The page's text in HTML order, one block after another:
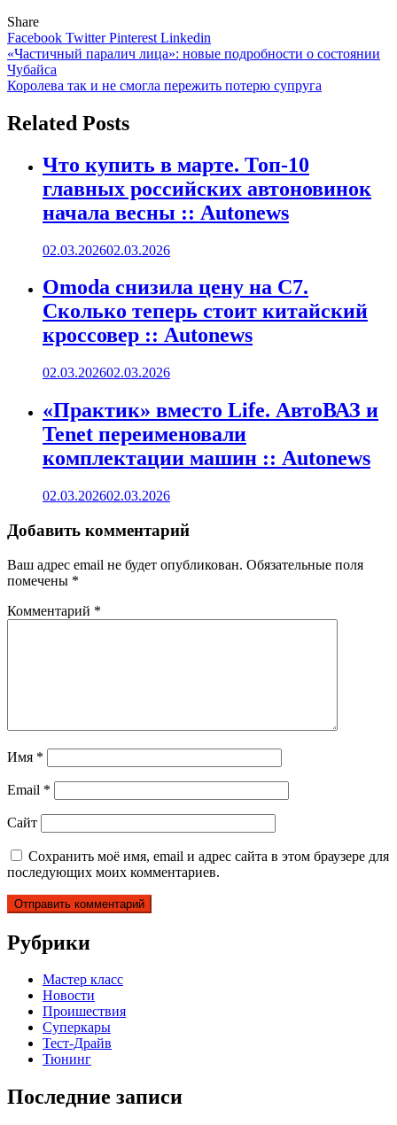
Share
Facebook TwitterPinterest Linkedin
Навигация
по
«Частичный паралич лица»: новые подробности о состоянии
Чубайса
Королева так и не смогла пережить потерю супруга
Related Posts
Что купить в марте. Топ-10
главных российских автоновинок
начала весны :: Autonews
02.03.202602.03.2026
Omoda снизила цену на C7.
Сколько теперь стоит китайский
кроссовер :: Autonews
02.03.202602.03.2026
«Практик» вместо Life. АвтоВАЗ и
Tenet переименовали
комплектации машин :: Autonews
02.03.202602.03.2026
Добавить комментарий
Ваш адрес email не будет опубликован. Обязательные поля
помечены *
Комментарий *
Имя *
Email *
Сайт
Сохранить моё имя, email и адрес сайта в этом браузере для
последующих моих комментариев.
Рубрики
Мастер класс
Новости
Проишествия
Суперкары
Тест-Драйв
Тюнинг
Последние записи